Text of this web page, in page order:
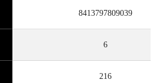
8413797809039
6
216